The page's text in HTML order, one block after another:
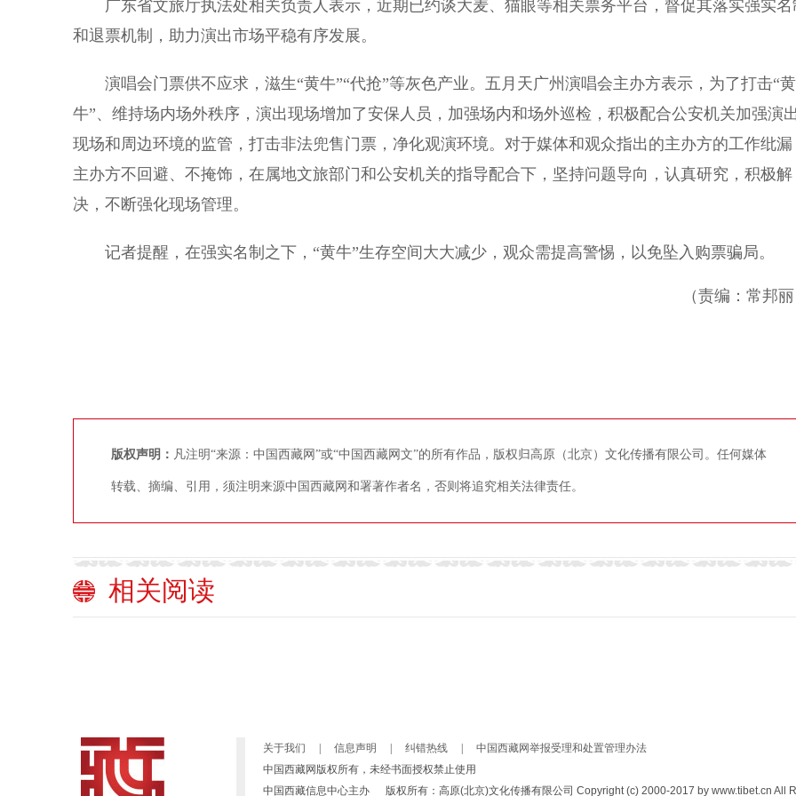
广东省文旅厅执法处相关负责人表示，近期已约谈大麦、猫眼等相关票务平台，督促其落实强实名
和退票机制，助力演出市场平稳有序发展。
演唱会门票供不应求，滋生“黄牛”“代抢”等灰色产业。五月天广州演唱会主办方表示，为了打击“黄
牛”、维持场内场外秩序，演出现场增加了安保人员，加强场内和场外巡检，积极配合公安机关加强演
现场和周边环境的监管，打击非法兜售门票，净化观演环境。对于媒体和观众指出的主办方的工作纰漏
主办方不回避、不掩饰，在属地文旅部门和公安机关的指导配合下，坚持问题导向，认真研究，积极解
决，不断强化现场管理。
记者提醒，在强实名制之下，“黄牛”生存空间大大减少，观众需提高警惕，以免坠入购票骗局。
（责编：常邦丽
版权声明： 凡注明“来源：中国西藏网”或“中国西藏网文”的所有作品，版权归高原（北京）文化传播有限公司。任何媒体
转载、摘编、引用，须注明来源中国西藏网和署著作者名，否则将追究相关法律责任。
相关阅读
关于我们 信息声明 纠错热线
中国西藏网举报受理和处置管理办法
中国西藏网版权所有，未经书面授权禁止使用
中国西藏信息中心主办 版权所有：高原(北京)文化传播有限公司 Copyright (c) 2000-2017 by www.tibet.cn All